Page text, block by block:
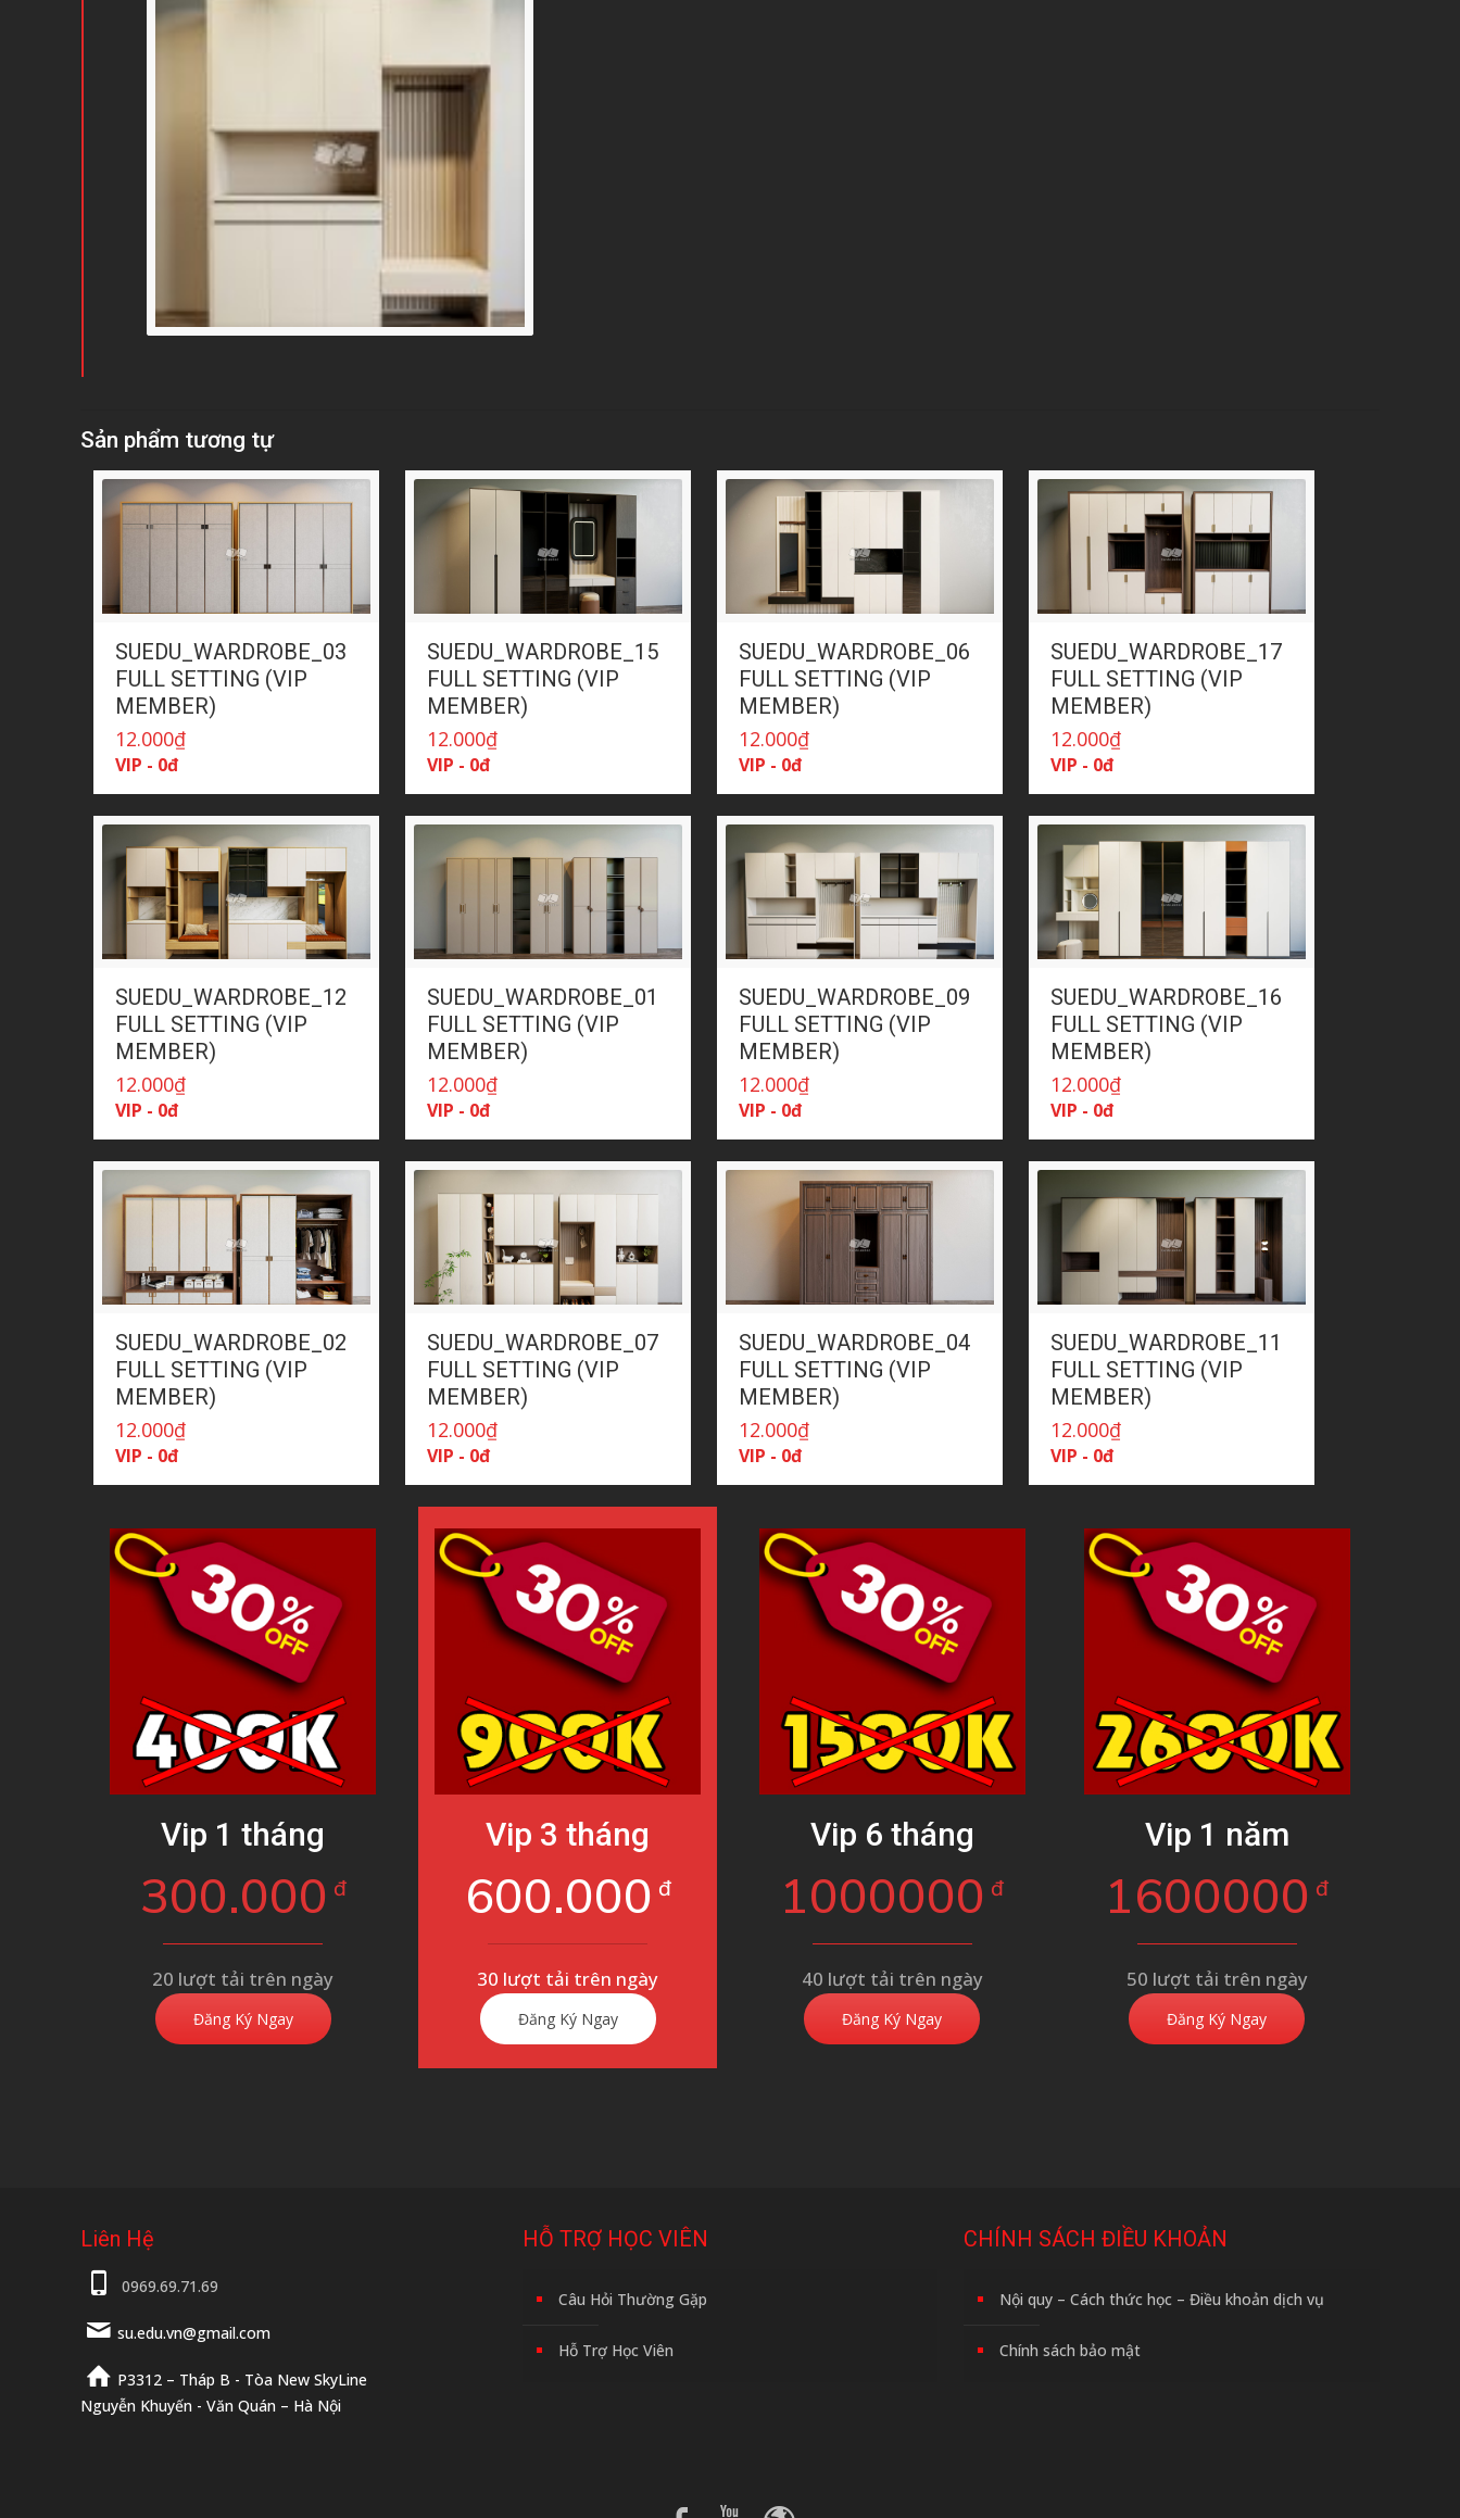
Sản phẩm tương tự
SUEDU_WARDROBE_03
FULL SETTING (VIP
MEMBER)
12.000₫
VIP - 0đ
SUEDU_WARDROBE_15
FULL SETTING (VIP
MEMBER)
12.000₫
VIP - 0đ
SUEDU_WARDROBE_06
FULL SETTING (VIP
MEMBER)
12.000₫
VIP - 0đ
SUEDU_WARDROBE_17
FULL SETTING (VIP
MEMBER)
12.000₫
VIP - 0đ
SUEDU_WARDROBE_12
FULL SETTING (VIP
MEMBER)
12.000₫
VIP - 0đ
SUEDU_WARDROBE_01
FULL SETTING (VIP
MEMBER)
12.000₫
VIP - 0đ
SUEDU_WARDROBE_09
FULL SETTING (VIP
MEMBER)
12.000₫
VIP - 0đ
SUEDU_WARDROBE_16
FULL SETTING (VIP
MEMBER)
12.000₫
VIP - 0đ
SUEDU_WARDROBE_02
FULL SETTING (VIP
MEMBER)
12.000₫
VIP - 0đ
SUEDU_WARDROBE_07
FULL SETTING (VIP
MEMBER)
12.000₫
VIP - 0đ
SUEDU_WARDROBE_04
FULL SETTING (VIP
MEMBER)
12.000₫
VIP - 0đ
SUEDU_WARDROBE_11
FULL SETTING (VIP
MEMBER)
12.000₫
VIP - 0đ
Vip 1 tháng
300.000 đ
20 lượt tải trên ngày
Đăng Ký Ngay
Vip 3 tháng
600.000 đ
30 lượt tải trên ngày
Đăng Ký Ngay
Vip 6 tháng
1000000 đ
40 lượt tải trên ngày
Đăng Ký Ngay
Vip 1 năm
1600000 đ
50 lượt tải trên ngày
Đăng Ký Ngay
Liên Hệ
0969.69.71.69
su.edu.vn@gmail.com
P3312 – Tháp B - Tòa New SkyLine
Nguyễn Khuyến - Văn Quán – Hà Nội
HỖ TRỢ HỌC VIÊN
Câu Hỏi Thường Gặp
Hỗ Trợ Học Viên
CHÍNH SÁCH ĐIỀU KHOẢN
Nội quy – Cách thức học – Điều khoản dịch vụ
Chính sách bảo mật